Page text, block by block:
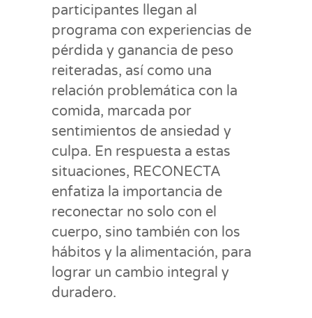
participantes llegan al
programa con experiencias de
pérdida y ganancia de peso
reiteradas, así como una
relación problemática con la
comida, marcada por
sentimientos de ansiedad y
culpa. En respuesta a estas
situaciones, RECONECTA
enfatiza la importancia de
reconectar no solo con el
cuerpo, sino también con los
hábitos y la alimentación, para
lograr un cambio integral y
duradero.